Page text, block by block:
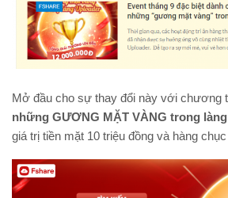
Mở đầu cho sự thay đổi này với chương
những GƯƠNG MẶT VÀNG trong
giá trị tiền mặt 10 triệu đồng và hàng